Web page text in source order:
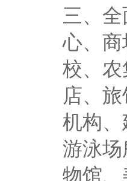
三、
心、
校、
店、
机构
游泳
物馆